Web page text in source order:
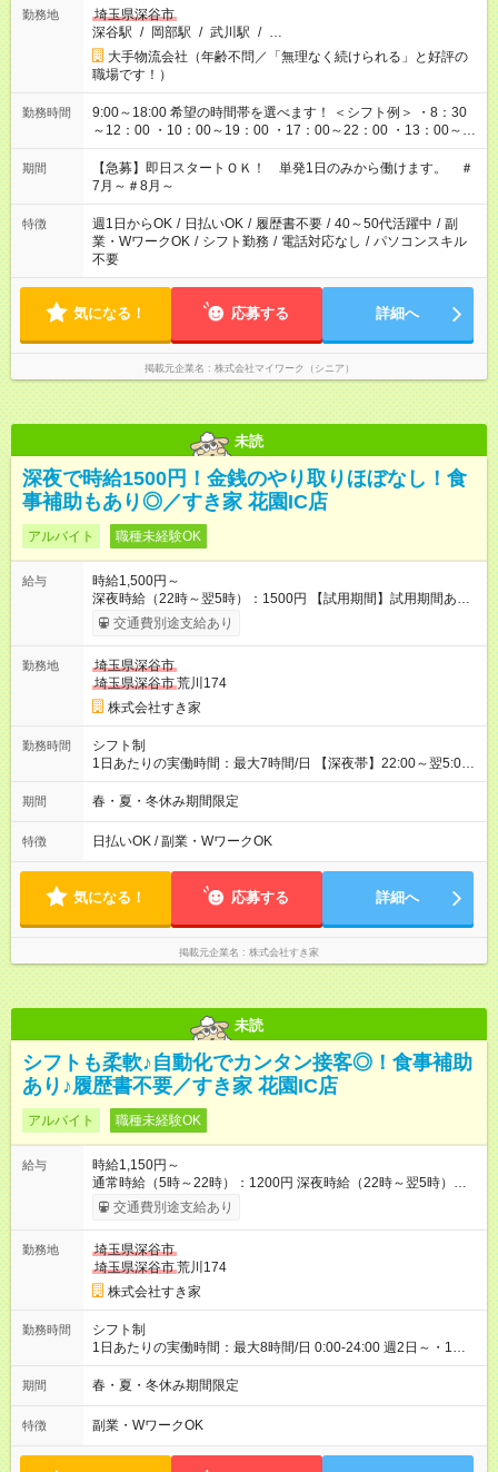
勤務地
埼玉県深谷市
深谷駅 / 岡部駅 / 武川駅 / …
大手物流会社（年齢不問／「無理なく続けられる」と好評の
職場です！）
勤務時間
9:00～18:00 希望の時間帯を選べます！ ＜シフト例＞ ・8：30
～12：00 ・10：00～19：00 ・17：00～22：00 ・13：00～
22：00 ・22：00～翌6：00 など
期間
【急募】即日スタートＯＫ！ 単発1日のみから働けます。 ＃
7月～＃8月～
特徴 週1日からOK / 日払いOK / 履歴書不要 / 40～50代活躍中 / 副
業・WワークOK / シフト勤務 / 電話対応なし / パソコンスキル
不要
気になる！ 応募する 詳細へ
掲載元企業名 株式会社マイワーク（シニア）
未読
深夜で時給1500円！金銭のやり取りほぼなし！食
事補助もあり◎／すき家 花園IC店
アルバイト 職種未経験OK
給与
時給1,500円～
深夜時給（22時～翌5時）：1500円 【試用期間】試用期間あり
試用期間の長さ：1ヶ月 雇用形態、給与は本採用時と同じです。
試用期間の実態は30日（※条件変更なし）ですが、切り上げで
同時給）
交通費別途支給あり
勤務地
埼玉県深谷市
埼玉県深谷市荒川174
株式会社すき家
勤務時間
シフト制
1日あたりの実働時間：最大7時間/日 【深夜帯】22:00～翌5:00
週2日～・1日2h～OK◎ ※22:00から翌5:00までは18歳以上の方
のみ勤務可能です（18歳未満の深夜業務禁止のため） ★深夜で
す。 必ず、2名以上での勤務を行いますので、安心して働けま
す。
期間 春・夏・冬休み期間限定
特徴 日払いOK / 副業・WワークOK
気になる！ 応募する 詳細へ
掲載元企業名 株式会社すき家
未読
シフトも柔軟♪自動化でカンタン接客◎！食事補助
あり♪履歴書不要／すき家 花園IC店
アルバイト 職種未経験OK
給与
時給1,150円～
通常時給（5時～22時）：1200円 深夜時給（22時～翌5時）：
1500円 高校生時給：1150円 【特別手当】早朝手当（5：00-9：
00）時給+150円 【試用期間】試用期間あり 試用期間の長さ：1
30日（※条件変更なし）ですが、切り上げで一ヶ月とさせてい
ただきます。 研修制度あり：15時間(研修中も同時給）
交通費別途支給あり
勤務地
埼玉県深谷市
埼玉県深谷市荒川174
株式会社すき家
勤務時間
シフト制
1日あたりの実働時間：最大8時間/日 0:00-24:00 週2日～・1日
2h～OK ＜シフト例＞ 〇朝帯 5:00-9:00 〇昼帯 9:00-14:00 〇午
後帯 14:00-18:00 〇夜帯 18:00-22:00 〇深夜帯 22:00-翌5:00 基
ます♪
期間 春・夏・冬休み期間限定
特徴 副業・WワークOK